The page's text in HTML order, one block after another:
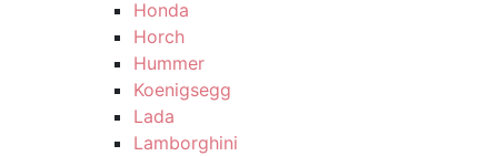
Honda
Horch
Hummer
Koenigsegg
Lada
Lamborghini